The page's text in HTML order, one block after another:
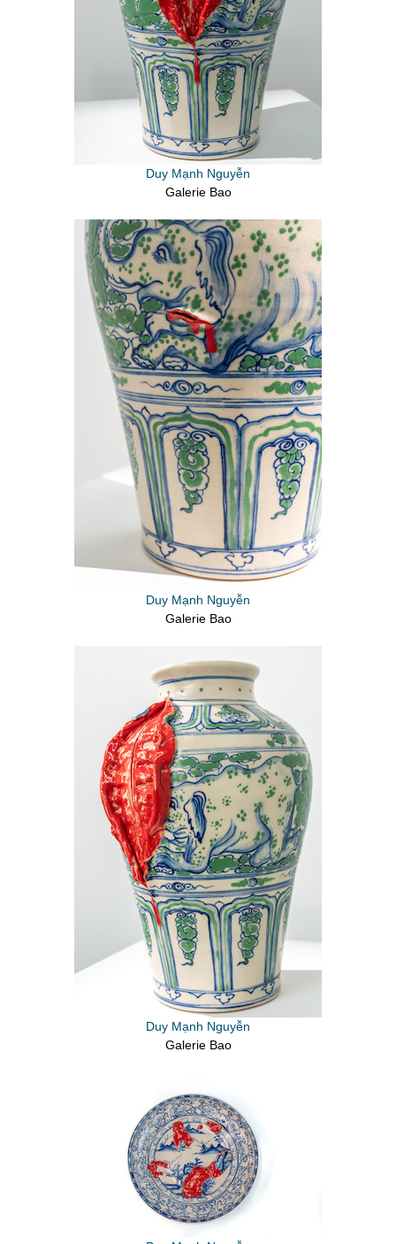
Duy Mạnh Nguyễn
Galerie Bao
Duy Mạnh Nguyễn
Galerie Bao
Duy Mạnh Nguyễn
Galerie Bao